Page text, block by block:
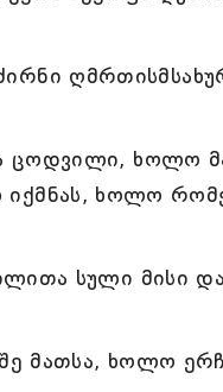
ცოდვილი, ხოლო
ხოლო
სული მისი
მათსა, ხოლო